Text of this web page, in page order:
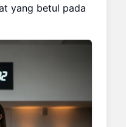
yang betul pada